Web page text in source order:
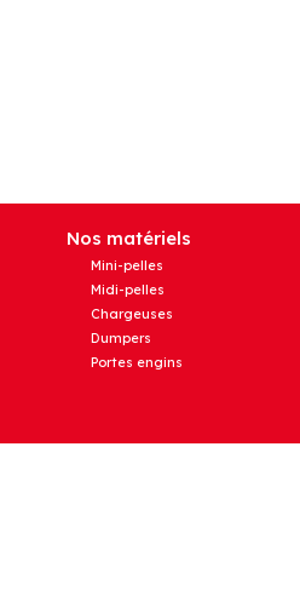
Nos matériels
Mini-pelles
Midi-pelles
Chargeuses
Dumpers
Portes engins